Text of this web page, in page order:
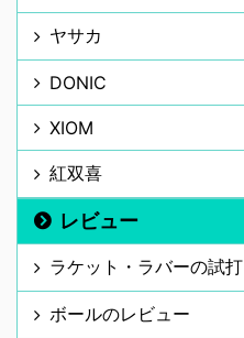
ヤサカ
DONIC
XIOM
紅双喜
レビュー
ラケット・ラバーの試打
ボールのレビュー